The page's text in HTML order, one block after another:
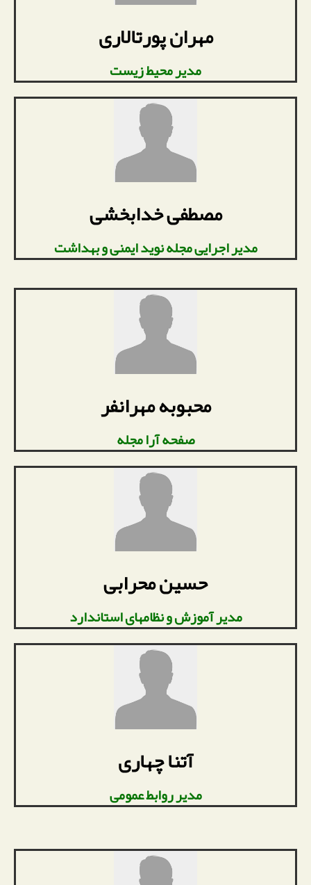
مهران پورتالاری
مدیر محیط زیست
مصطفی خدابخشی
مدیر اجرایی مجله نوید ایمنی و بهداشت
محبوبه مهرانفر
صفحه آرا مجله
حسین محرابی
مدیر آموزش و نظامهای استاندارد
آتنا چهاری
مدیر روابط عمومی